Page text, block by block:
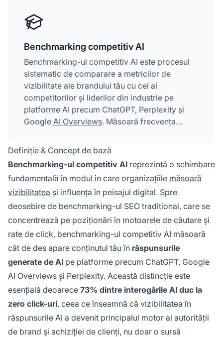
Benchmarking competitiv AI
Benchmarking-ul competitiv AI este procesul
sistematic de comparare a metricilor de
vizibilitate ale brandului tău cu cei ai
competitorilor și liderilor din industrie pe
platforme AI precum ChatGPT, Perplexity și
Google AI Overviews. Măsoară frecvența
voce pentru a identifica diferențele competitive
și oportunitățile de îmbunătățire a vizibilității
generate de AI și a achiziției de clienți.
Definiție & Concept de bază
Benchmarking-ul competitiv AI reprezintă o schimbare
fundamentală în modul în care organizațiile măsoară
vizibilitatea și influența în peisajul digital. Spre
deosebire de benchmarking-ul SEO tradițional, care se
concentrează pe poziționări în motoarele de căutare și
rate de click, benchmarking-ul competitiv AI măsoară
cât de des apare conținutul tău în răspunsurile
generate de AI pe platforme precum ChatGPT, Google
AI Overviews și Perplexity. Această distincție este
esențială deoarece 73% dintre interogările AI duc la
zero click-uri, ceea ce înseamnă că vizibilitatea în
răspunsurile AI a devenit principalul motor al autorității
de brand și achiziției de clienți, nu doar o sursă